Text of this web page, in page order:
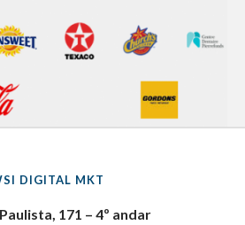
DIGITAL MKT
171 – 4º andar